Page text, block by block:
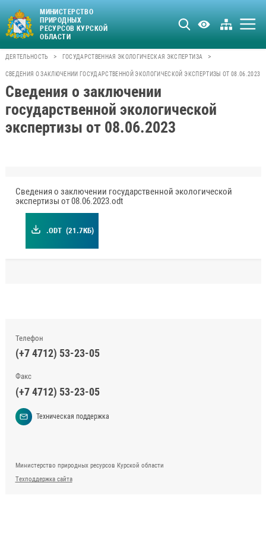
МИНИСТЕРСТВО
ПРИРОДНЫХ
РЕСУРСОВ КУРСКОЙ
ОБЛАСТИ
ДЕЯТЕЛЬНОСТЬ > ГОСУДАРСТВЕННАЯ ЭКОЛОГИЧЕСКАЯ ЭКСПЕРТИЗА >
СВЕДЕНИЯ О ЗАКЛЮЧЕНИИ ГОСУДАРСТВЕННОЙ ЭКОЛОГИЧЕСКОЙ ЭКСПЕРТИЗЫ ОТ 08.06.2023
Сведения о заключении
государственной экологической
экспертизы от 08.06.2023
Сведения о заключении государственной экологической
экспертизы от 08.06.2023.odt
.ODT (21.7КБ)
Телефон
(+7 4712) 53-23-05
Факс
(+7 4712) 53-23-05
Техническая поддержка
Министерство природных ресурсов Курской области
Техподдержка сайта